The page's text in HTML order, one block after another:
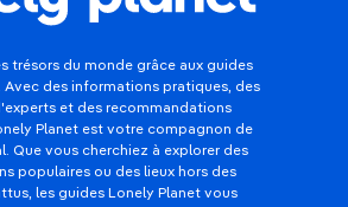
trésors du monde grâce aux guides
Avec des informations pratiques, des
et des recommandations
Planet est votre compagnon de
Que vous cherchiez à explorer des
populaires ou des lieux hors des
les guides Lonely Planet vous